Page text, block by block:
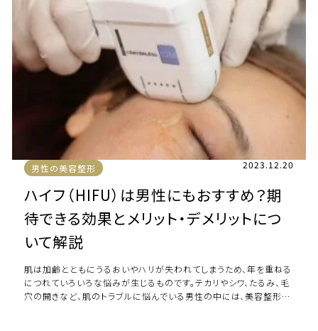
男性の美容整形 2023.12.20
ハイフ（HIFU）は男性にもおすすめ？期
待できる効果とメリット・デメリットにつ
いて解説
肌は加齢とともにうるおいやハリが失われてしまうため、年を重ねる
につれていろいろな悩みが生じるものです。テカリやシワ、たるみ、毛
穴の開きなど、肌のトラブルに悩んでいる男性の中には、美容整形の